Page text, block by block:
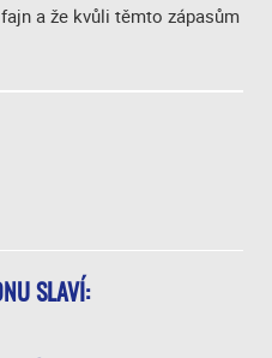
SLAVÍ:
a že kvůli těmto zápasům